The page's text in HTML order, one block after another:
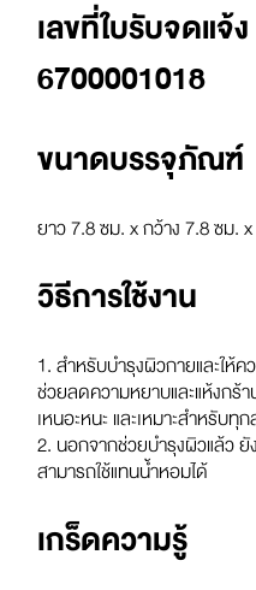
เลขที่ใบรับจดแจ้
6700001018
ขนาดบรรจุภัณฑ์
ยาว 7.8 ซม. x กว้าง 7.8 ซม.
วิธีการใช้งาน
1. สำหรับบำรุงผิวกายและให้
ช่วยลดความหยาบและแห้งกร้
เหนอะหนะ และเหมาะสำหรับ
2. นอกจากช่วยบำรุงผิวแล้ว
สามารถใช้แทนน้ำหอมได้
เกร็ดความรู้